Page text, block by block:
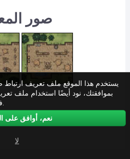
صور
يستخدم هذا الموقع ملف تعريف
بموافقتك، نود أيضًا استخدام ملف
فهم كيفية استخدام الناس للموقع.
نعم، أوافق على
لا